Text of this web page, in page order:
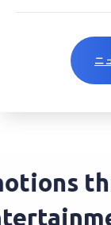
ニ